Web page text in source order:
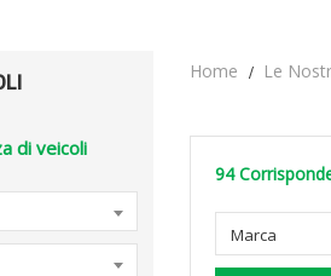
di veicoli
Home Le
94
Marca